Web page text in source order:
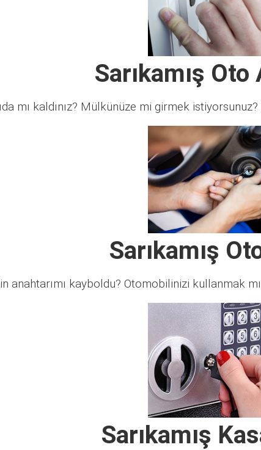
Sarıkamış Oto
mı kaldınız? Mülkünüze mi girmek
Sarıkamış
anahtarımı kayboldu? Otomobilinizi kullanmak
Sarıkamış